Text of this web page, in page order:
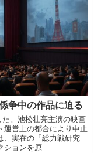
争中の作品に迫る
。池松壮亮主演の映画
運営上の都合により中止
、実在の「総力戦研究
ションを原